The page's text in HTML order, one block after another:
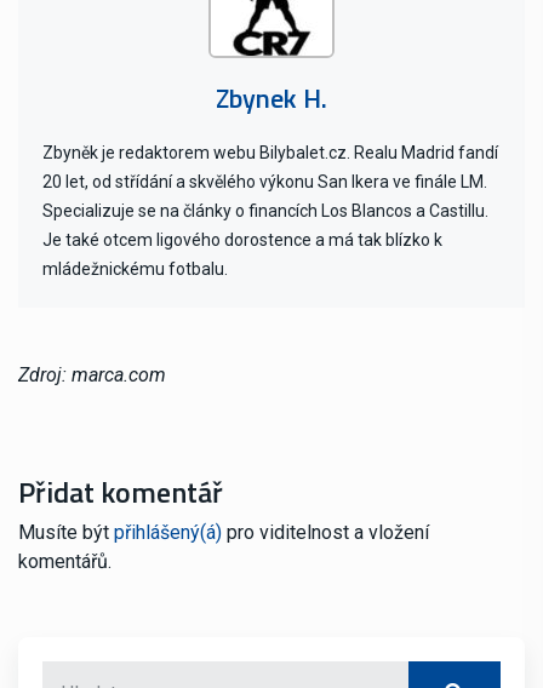
Zbynek H.
Zbyněk je redaktorem webu Bilybalet.cz. Realu Madrid fandí
20 let, od střídání a skvělého výkonu San Ikera ve finále LM.
Specializuje se na články o financích Los Blancos a Castillu.
Je také otcem ligového dorostence a má tak blízko k
mládežnickému fotbalu.
Zdroj: marca.com
Přidat komentář
Musíte být přihlášený(á) pro viditelnost a vložení
komentářů.